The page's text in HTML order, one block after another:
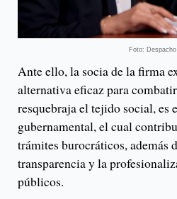
Foto:
Ante ello, la socia de la firma
alternativa eficaz para
resquebraja el tejido social, es
gubernamental, el cual
trámites burocráticos, además
transparencia y la
públicos.